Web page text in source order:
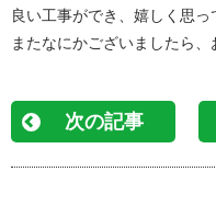
良い工事ができ、嬉しく思っ
またなにかございましたら
次の記事